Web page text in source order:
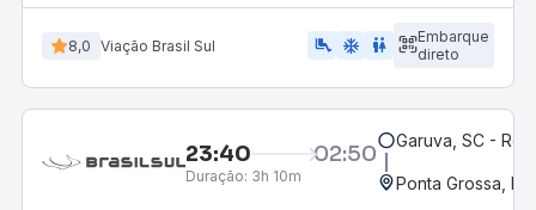
8,0 Viação Brasil Sul airline_seat_legroom_extra ac_unit wc
Embarque
direto
23:40 02:50
Duração: 3h 10m
Garuva, SC -
Ponta Grossa,